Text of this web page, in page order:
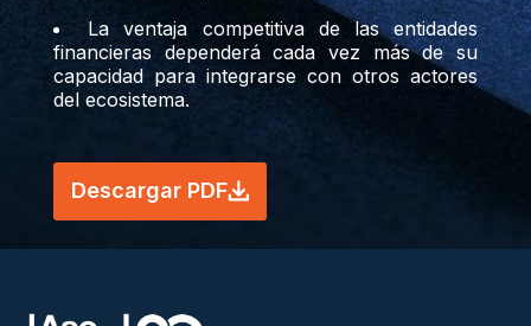
La ventaja competitiva de las entidades
financieras dependerá cada vez más de su
capacidad para integrarse con otros actores
del ecosistema.
Descargar PDF